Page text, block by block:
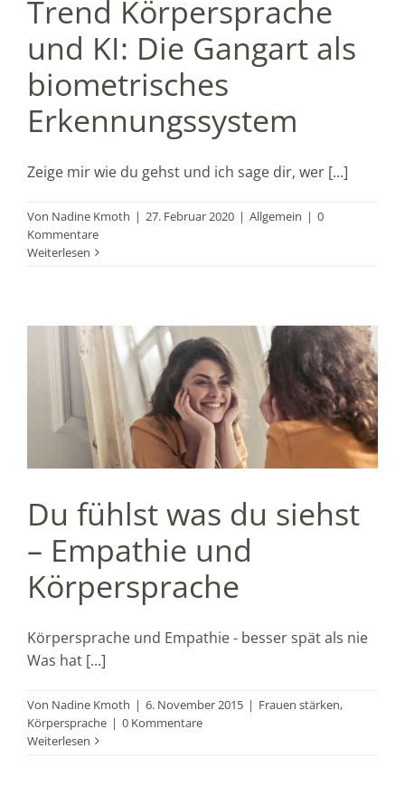
Trend Körpersprache
und KI: Die Gangart als
biometrisches
Erkennungssystem
Zeige mir wie du gehst und ich sage dir, wer [...]
Von Nadine Kmoth | 27. Februar 2020 | Allgemein | 0
Kommentare
Weiterlesen
Du fühlst was du siehst
– Empathie und
Körpersprache
Körpersprache und Empathie - besser spät als nie
Was hat [...]
Von Nadine Kmoth | 6. November 2015 | Frauen stärken,
Körpersprache | 0 Kommentare
Weiterlesen